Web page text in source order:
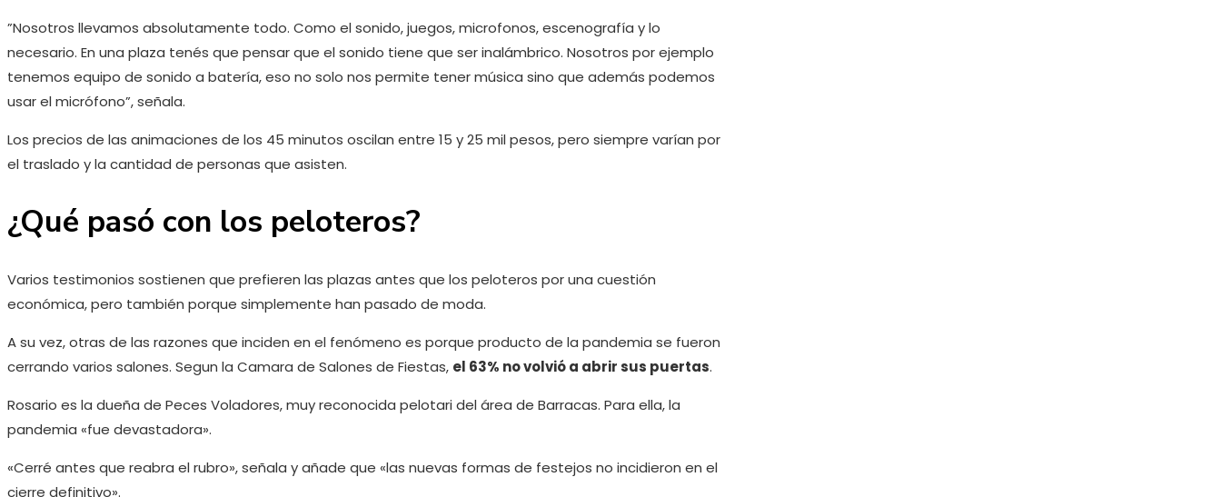
”Nosotros llevamos absolutamente todo. Como el sonido, juegos, microfonos, escenografía y lo
necesario. En una plaza tenés que pensar que el sonido tiene que ser inalámbrico. Nosotros por ejemplo
tenemos equipo de sonido a batería, eso no solo nos permite tener música sino que además podemos
usar el micrófono”, señala.
Los precios de las animaciones de los 45 minutos oscilan entre 15 y 25 mil pesos, pero siempre varían por
el traslado y la cantidad de personas que asisten.
¿Qué pasó con los peloteros?
Varios testimonios sostienen que prefieren las plazas antes que los peloteros por una cuestión
económica, pero también porque simplemente han pasado de moda.
A su vez, otras de las razones que inciden en el fenómeno es porque producto de la pandemia se fueron
cerrando varios salones. Segun la Camara de Salones de Fiestas, el 63% no volvió a abrir sus puertas.
Rosario es la dueña de Peces Voladores, muy reconocida pelotari del área de Barracas. Para ella, la
pandemia «fue devastadora».
«Cerré antes que reabra el rubro», señala y añade que «las nuevas formas de festejos no incidieron en el
cierre definitivo».